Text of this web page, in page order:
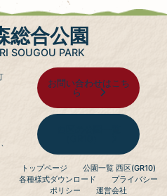
総合公園
SOUGOU PARK
お問い合わせはこち
ら
トップページ
公園一覧 西区(GR10)
各種様式ダウンロード
プライバシー
ポリシー
運営会社